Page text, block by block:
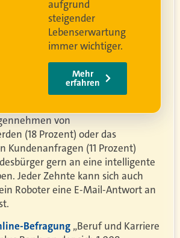
von
(18 Prozent) oder das
Kundenanfragen (11 Prozent)
gern an eine intelligente
Jeder Zehnte kann sich auch
Roboter eine E-Mail-Antwort an
Befragung „Beruf und Karriere